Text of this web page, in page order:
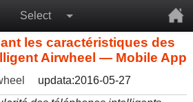
Select
les caractéristiques des
Airwheel — Mobile App
updata:2016-05-27